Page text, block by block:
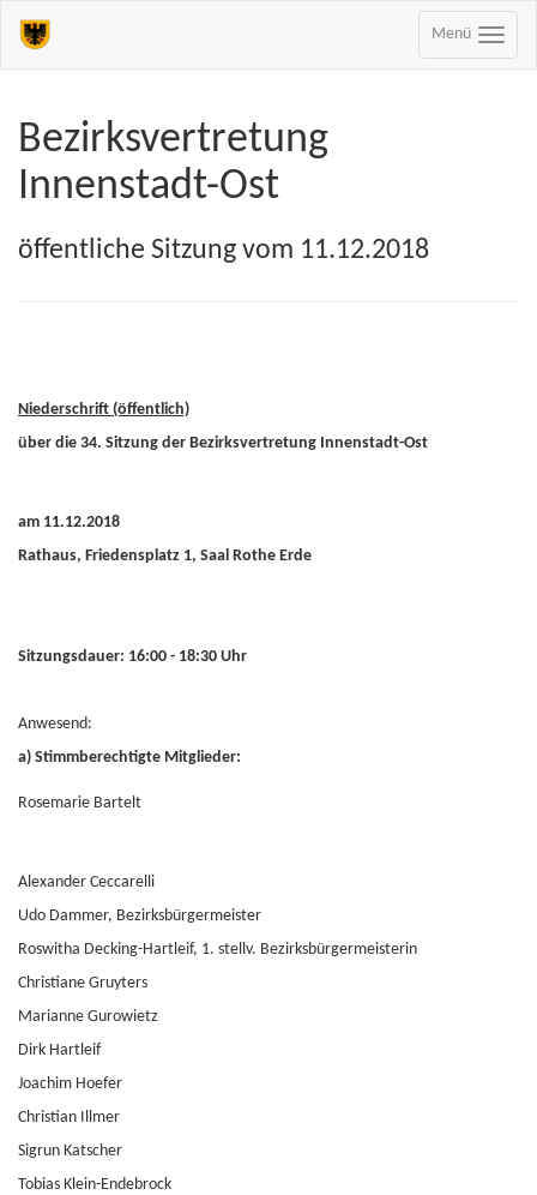
Menü
Bezirksvertretung
Innenstadt-Ost
öffentliche Sitzung vom 11.12.2018
Niederschrift (öffentlich)
über die 34. Sitzung der Bezirksvertretung Innenstadt-Ost
am 11.12.2018
Rathaus, Friedensplatz 1, Saal Rothe Erde
Sitzungsdauer: 16:00 - 18:30 Uhr
Anwesend:
a) Stimmberechtigte Mitglieder:
Rosemarie Bartelt
Alexander Ceccarelli
Udo Dammer, Bezirksbürgermeister
Roswitha Decking-Hartleif, 1. stellv. Bezirksbürgermeisterin
Christiane Gruyters
Marianne Gurowietz
Dirk Hartleif
Joachim Hoefer
Christian Illmer
Sigrun Katscher
Tobias Klein-Endebrock